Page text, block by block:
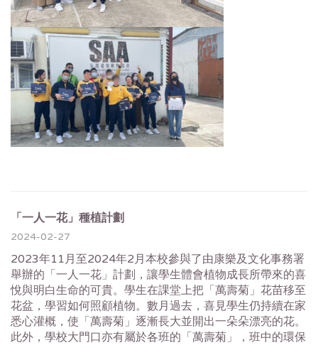
「一人一花」種植計劃
2024-02-27
2023年11月至2024年2月本校參與了由康樂及文化事務署
舉辦的「一人一花」計劃，讓學生體會植物成長所帶來的喜
悅與明白生命的可貴。學生在課堂上把「萬壽菊」花苗移至
花盆，學習如何照顧植物。數月過去，喜見學生仍持續在家
悉心灌概，使「萬壽菊」逐漸長大並開出一朵朵漂亮的花。
此外，學校大門口亦有屬於各班的「萬壽菊」，班中的環保